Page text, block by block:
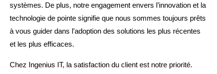
systèmes. De plus, notre engagement envers l’innovation et la
technologie de pointe signifie que nous sommes toujours prêts
à vous guider dans l’adoption des solutions les plus récentes
et les plus efficaces.
Chez Ingenius IT, la satisfaction du client est notre priorité.